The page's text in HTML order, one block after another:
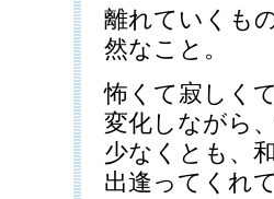
離れていくも
然なこと。
怖くて寂しく
変化しながら
少なくとも、
出逢ってくれ